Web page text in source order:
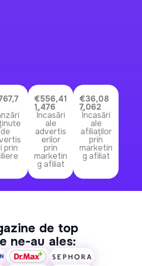
de
prin
€556,41
1,476
Încasări
ale
advertis
erilor
prin
marketin
g afiliat
€36,08
7,062
Încasări
ale
afiliaților
prin
marketin
g afiliat
de top
ne-au ales: